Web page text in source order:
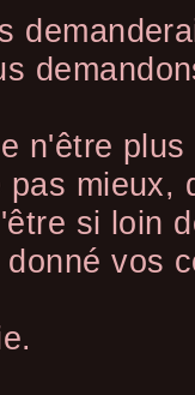
n'être
pas mieux,
si loin
vos